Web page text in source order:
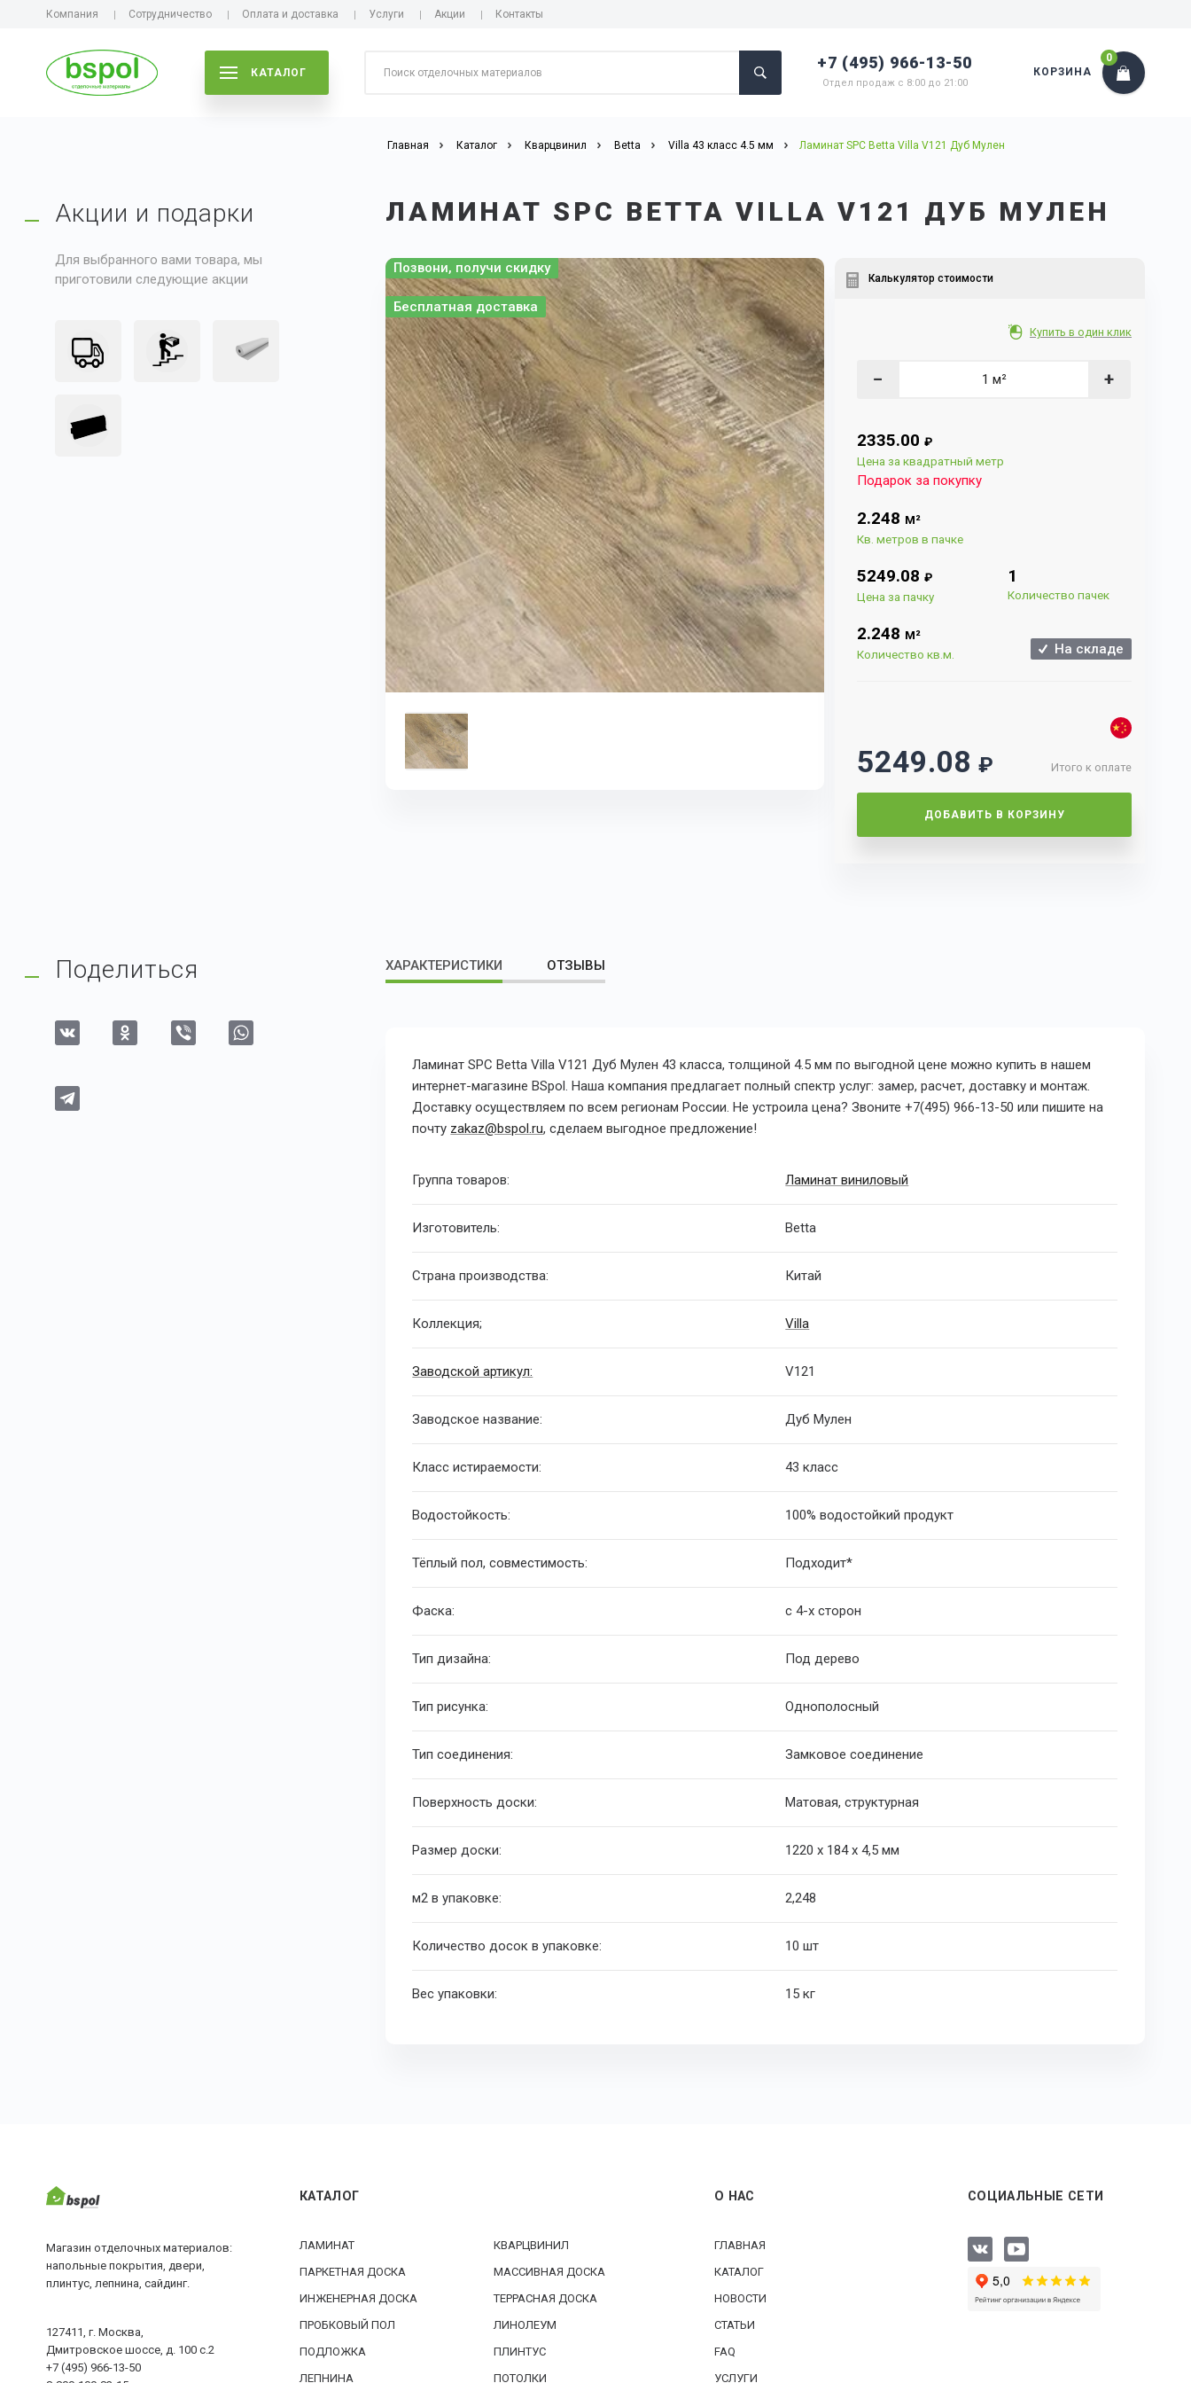
Компания Сотрудничество Оплата и доставка Услуги Акции Контакты
КАТАЛОГ
+7 (495) 966-13-50
Отдел продаж с 8:00 до 21:00
КОРЗИНА
0
Главная Каталог Кварцвинил Betta Villa 43 класс 4.5 мм Ламинат SPC Betta Villa V121 Дуб Мулен
ЛАМИНАТ SPC BETTA VILLA V121 ДУБ МУЛЕН
Позвони, получи скидку
Бесплатная доставка
Калькулятор стоимости
Купить в один клик
− +
2335.00 ₽
Цена за квадратный метр
Подарок за покупку
2.248 М²
Кв. метров в пачке
5249.08 ₽
Цена за пачку
1
Количество пачек
2.248 М²
Количество кв.м. На складе
Итого к оплате
5249.08 ₽
ДОБАВИТЬ В КОРЗИНУ
Акции и подарки
Для выбранного вами товара, мы
приготовили следующие акции
ХАРАКТЕРИСТИКИ ОТЗЫВЫ
Ламинат SPC Betta Villa V121 Дуб Мулен 43 класса, толщиной 4.5 мм по выгодной цене можно купить в нашем
интернет-магазине BSpol. Наша компания предлагает полный спектр услуг: замер, расчет, доставку и монтаж.
Доставку осуществляем по всем регионам России. Не устроила цена? Звоните +7(495) 966-13-50 или пишите на
почту zakaz@bspol.ru, сделаем выгодное предложение!
Группа товаров: Ламинат виниловый
Изготовитель: Betta
Страна производства: Китай
Коллекция; Villa
Заводской артикул: V121
Заводское название: Дуб Мулен
Класс истираемости: 43 класс
Водостойкость: 100% водостойкий продукт
Тёплый пол, совместимость: Подходит*
Фаска: с 4-х сторон
Тип дизайна: Под дерево
Тип рисунка: Однополосный
Тип соединения: Замковое соединение
Поверхность доски: Матовая, структурная
Размер доски: 1220 х 184 х 4,5 мм
м2 в упаковке: 2,248
Количество досок в упаковке: 10 шт
Вес упаковки: 15 кг
Поделиться
Магазин отделочных материалов:
напольные покрытия, двери,
плинтус, лепнина, сайдинг.
127411, г. Москва,
Дмитровское шоссе, д. 100 с.2
+7 (495) 966-13-50
КАТАЛОГ
ЛАМИНАТ
КВАРЦВИНИЛ
ПАРКЕТНАЯ ДОСКА
МАССИВНАЯ ДОСКА
ИНЖЕНЕРНАЯ ДОСКА
ТЕРРАСНАЯ ДОСКА
ПРОБКОВЫЙ ПОЛ
ЛИНОЛЕУМ
ПОДЛОЖКА
ПЛИНТУС
ЛЕПНИНА
ПОТОЛКИ
О НАС
ГЛАВНАЯ
КАТАЛОГ
НОВОСТИ
СТАТЬИ
FAQ
УСЛУГИ
СОЦИАЛЬНЫЕ СЕТИ